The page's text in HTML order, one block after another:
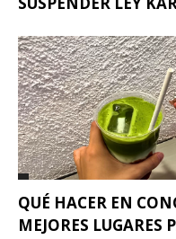
QUÉ HACER EN
MEJORES LUGARES